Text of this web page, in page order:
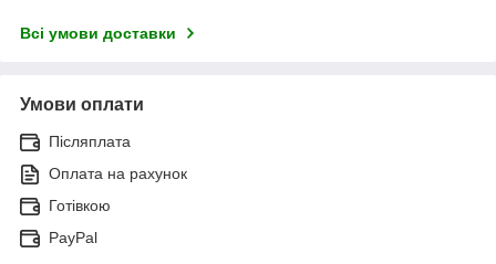
Всі умови доставки
Умови оплати
Післяплата
Оплата на рахунок
Готівкою
PayPal